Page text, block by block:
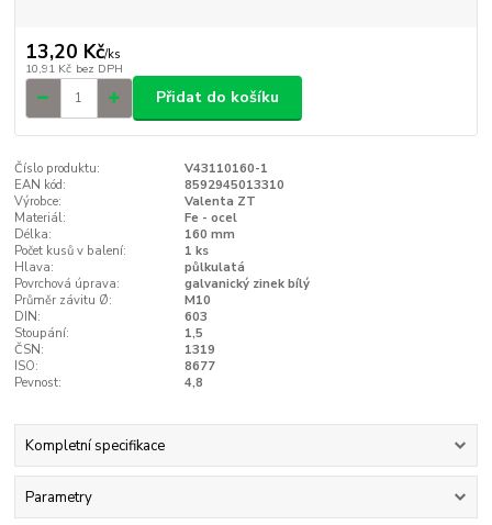
13,20 Kč/ks
10,91 Kč bez DPH
Přidat do košíku
Číslo produktu:
V43110160-1
EAN kód:
8592945013310
Výrobce:
Valenta ZT
Materiál:
Fe - ocel
Délka:
160 mm
Počet kusů v balení:
1 ks
Hlava:
půlkulatá
Povrchová úprava:
galvanický zinek bílý
Průměr závitu Ø:
M10
DIN:
603
Stoupání:
1,5
ČSN:
1319
ISO:
8677
Pevnost:
4,8
Kompletní specifikace
Parametry